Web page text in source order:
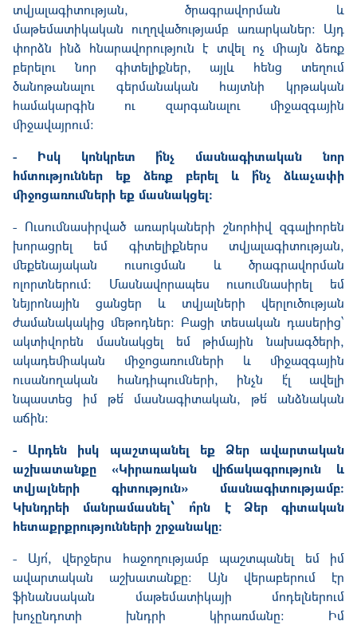
տվյալագիտության, ծրագրավորման և
մաթեմատիկական ուղղվածությամբ առարկաներ։ Այդ
փորձն ինձ հնարավորություն է տվել ոչ միայն ձեռք
բերելու նոր գիտելիքներ, այլև հենց տեղում
ծանոթանալու գերմանական հայտնի կրթական
համակարգին ու զարգանալու միջազգային
միջավայրում։
- Իսկ կոնկրետ ի՞նչ մասնագիտական նոր
հմտություններ եք ձեռք բերել և ի՞նչ ձևաչափի
միջոցառումների եք մասնակցել։
- Ուսումնասիրված առարկաների շնորհիվ զգալիորեն
խորացրել եմ գիտելիքներս տվյալագիտության,
մեքենայական ուսուցման և ծրագրավորման
ոլորտներում։ Մասնավորապես ուսումնասիրել եմ
նեյրոնային ցանցեր և տվյալների վերլուծության
ժամանակակից մեթոդներ։ Բացի տեսական դասերից՝
ակտիվորեն մասնակցել եմ թիմային նախագծերի,
ակադեմիական միջոցառումների և միջազգային
ուսանողական հանդիպումների, ինչն է՛լ ավելի
նպաստեց իմ թե՛ մասնագիտական, թե՛ անձնական
աճին։
- Արդեն իսկ պաշտպանել եք Ձեր ավարտական
աշխատանքը «Կիրառական վիճակագրություն և
տվյալների գիտություն» մասնագիտությամբ։
Կխնդրեի մանրամասնել՝ ո՞րն է Ձեր գիտական
հետաքրքրությունների շրջանակը։
- Այո՛, վերջերս հաջողությամբ պաշտպանել եմ իմ
ավարտական աշխատանքը։ Այն վերաբերում էր
ֆինանսական մաթեմատիկայի մոդելներում
խոչընդոտի խնդրի կիրառմանը։ Իմ